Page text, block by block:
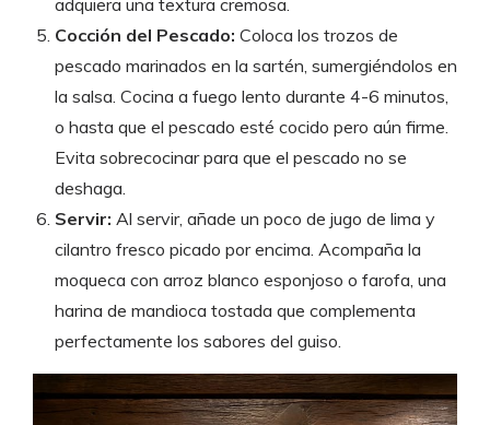
Cocción del Pescado: Coloca los trozos de
pescado marinados en la sartén, sumergiéndolos en
la salsa. Cocina a fuego lento durante 4-6 minutos,
o hasta que el pescado esté cocido pero aún firme.
Evita sobrecocinar para que el pescado no se
deshaga.
Servir: Al servir, añade un poco de jugo de lima y
cilantro fresco picado por encima. Acompaña la
moqueca con arroz blanco esponjoso o farofa, una
harina de mandioca tostada que complementa
perfectamente los sabores del guiso.